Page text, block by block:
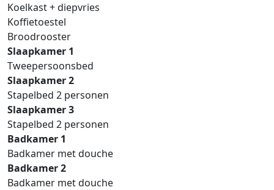
Koelkast + diepvries
Koffietoestel
Broodrooster
Slaapkamer 1
Tweepersoonsbed
Slaapkamer 2
Stapelbed 2 personen
Slaapkamer 3
Stapelbed 2 personen
Badkamer 1
Badkamer met douche
Badkamer 2
Badkamer met douche